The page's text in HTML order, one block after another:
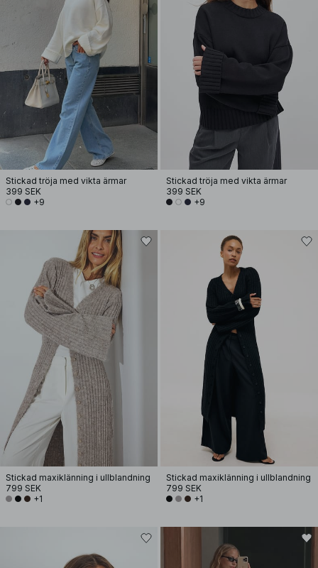
Stickad tröja med vikta ärmar
399 SEK
+9
Stickad tröja med vikta ärmar
399 SEK
+9
Stickad maxiklänning i ullblandning
799 SEK
+1
Stickad maxiklänning i ullblandning
799 SEK
+1